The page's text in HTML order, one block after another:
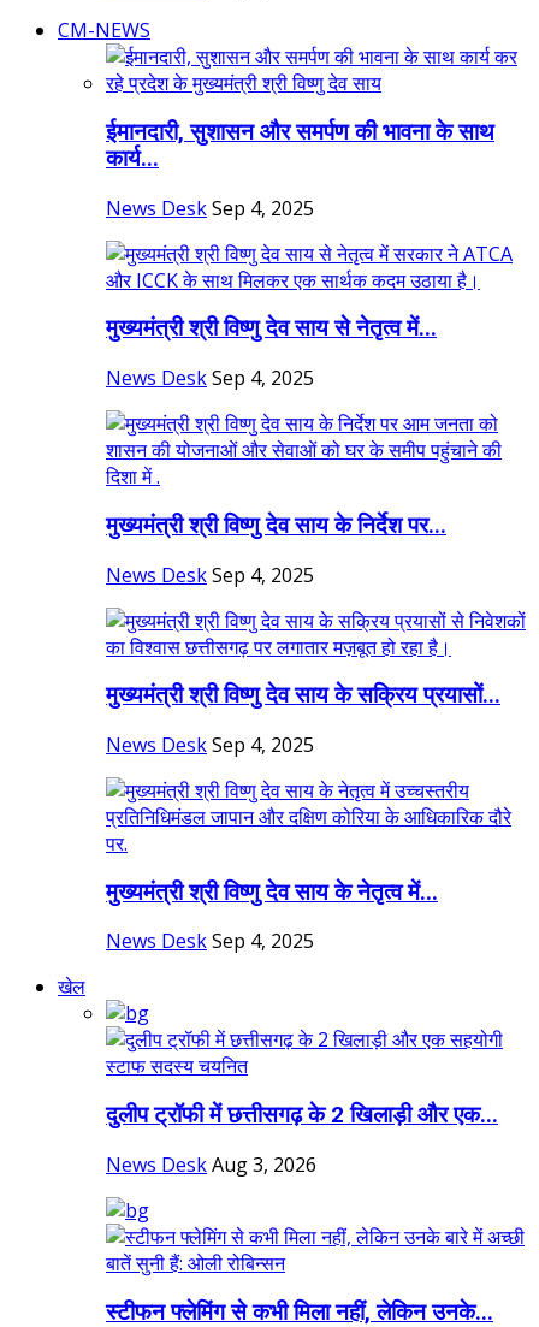
CM-NEWS
ईमानदारी, सुशासन और समर्पण की भावना के साथ
कार्य...
News DeskSep 4, 2025
मुख्यमंत्री श्री विष्णु देव साय से नेतृत्व में...
News DeskSep 4, 2025
मुख्यमंत्री श्री विष्णु देव साय के निर्देश पर...
News DeskSep 4, 2025
मुख्यमंत्री श्री विष्णु देव साय के सक्रिय प्रयासों...
News DeskSep 4, 2025
मुख्यमंत्री श्री विष्णु देव साय के नेतृत्व में...
News DeskSep 4, 2025
खेल
दुलीप ट्रॉफी में छत्तीसगढ़ के 2 खिलाड़ी और एक...
News DeskAug 3, 2026
स्टीफन फ्लेमिंग से कभी मिला नहीं, लेकिन उनके...